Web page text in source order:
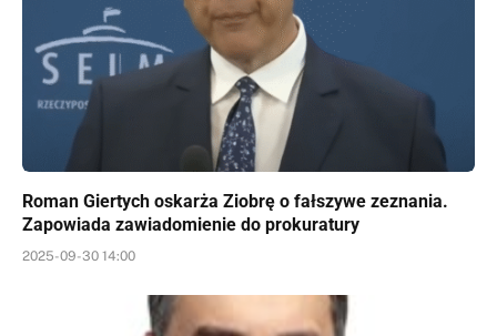
Roman Giertych oskarża Ziobrę o fałszywe zeznania.
Zapowiada zawiadomienie do prokuratury
2025-09-30 14:00